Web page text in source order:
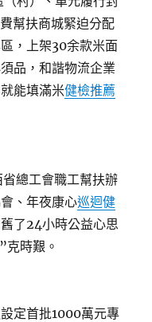
幫扶商城緊迫分配
，上架30余款米面
品，和諧物流企業
能填滿米健檢推薦
省總工會職工幫扶辦
、年夜康心巡迴健
了24小時公益心思
時艱。
定首批1000萬元專